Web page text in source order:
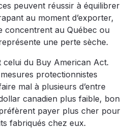
peuvent réussir à équilibrer
au moment d’exporter,
concentrent au Québec ou
une perte sèche.
celui du Buy American Act.
protectionnistes
mal à plusieurs d’entre
canadien plus faible, bon
payer plus cher pour
fabriqués chez eux.